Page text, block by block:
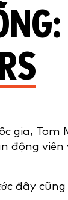
gia, Tom
động viên
đây cũng